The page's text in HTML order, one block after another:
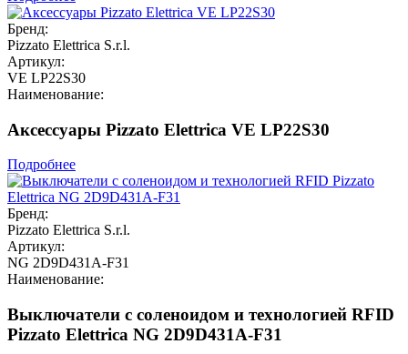
Бренд:
Pizzato Elettrica S.r.l.
Артикул:
VE LP22S30
Наименование:
Аксессуары Pizzato Elettrica VE LP22S30
Подробнее
Бренд:
Pizzato Elettrica S.r.l.
Артикул:
NG 2D9D431A-F31
Наименование:
Выключатели с соленоидом и технологией RFID
Pizzato Elettrica NG 2D9D431A-F31